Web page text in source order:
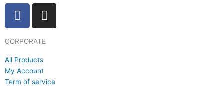
F
a
e
b
o
o
I
n
t
g
r
CORPORATE
All Products
My Account
Term of service